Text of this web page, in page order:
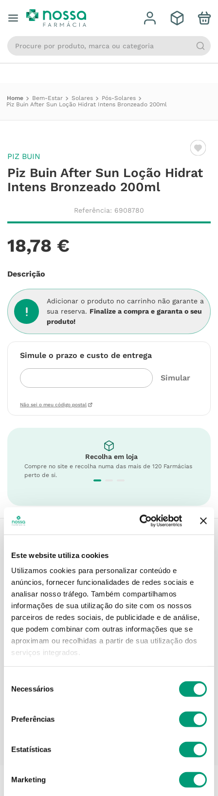
Este website utiliza cookies
Utilizamos cookies para personalizar conteúdo e
anúncios, fornecer funcionalidades de redes sociais e
analisar nosso tráfego. Também compartilhamos
informações de sua utilização do site com os nossos
parceiros de redes sociais, de publicidade e de análise,
que podem combinar com outras informações que se
aproximam ou recolhidas a partir de sua utilização dos
serviços integrados.
Necessários
Preferências
Estatísticas
Marketing
Qual a sua localidade? Informar o endereço
Procure por produto, marca ou categoria
Bem-Estar Solares
Pós-Solares
Piz Buin After Sun Loção Hidrat Intens Bronzeado 200ml
PIZ BUIN
Piz Buin After Sun Loção Hidrat
Intens Bronzeado 200ml
Referência: 6908780
18,78 €
Descrição
Adicionar o produto no carrinho não garante a
sua reserva. Finalize a compra e garanta o seu
produto!
Simule o prazo e custo de entrega
Não sei o meu código postal
Recolha em loja
Compre no site e recolha numa das mais de 120 Farmácias
perto de si.
Descrição do Produto
Modo de utilização
Contra-indicações
Informações técnicas
PODERÁ TAMBÉM GOSTAR